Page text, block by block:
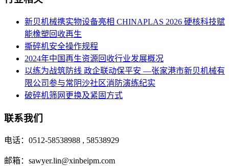
新贝机械携实物设备亮相 CHINAPLAS 2026 硬核科技赋
能橡塑回收再生
撕碎机安全操作规程
2024年中国再生资源回收行业发展概况
以练为战筑防线 政企联动保平安 —张家港市新贝机械有
限公司参与常阴沙社区消防演练纪实
破碎机筛网更换及紧固方式
联系我们
电话：0512-58538988 , 58538929
邮箱：sawyer.lin@xinbeipm.com